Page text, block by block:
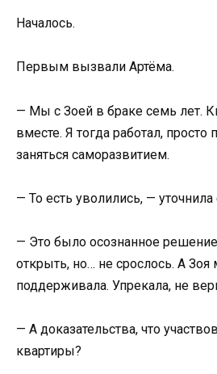
Началось.
Первым вызвали Артёма.
— Мы с Зоей в браке семь лет.
вместе. Я тогда работал,
заняться саморазвитием.
— То есть уволились, — уточнила
— Это было осознанное
открыть, но… не срослось. А Зоя
поддерживала. Упрекала, не
— А доказательства, что
квартиры?